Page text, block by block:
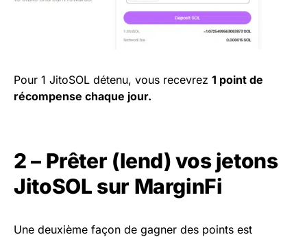
Pour 1 JitoSOL détenu, vous recevrez 1 point de
récompense chaque jour.
2 – Prêter (lend) vos jetons
JitoSOL sur MarginFi
Une deuxième façon de gagner des points est